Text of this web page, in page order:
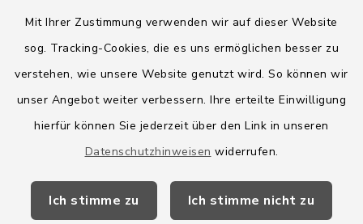
Mit Ihrer Zustimmung verwenden wir auf dieser Website
sog. Tracking-Cookies, die es uns ermöglichen besser zu
verstehen, wie unsere Website genutzt wird. So können wir
unser Angebot weiter verbessern. Ihre erteilte Einwilligung
hierfür können Sie jederzeit über den Link in unseren
Datenschutzhinweisen widerrufen.
Ich stimme zu Ich stimme nicht zu
Quicklinks
Amt Boostedt-Rickling
Amtsbroschüre
Wege-Zweckverband